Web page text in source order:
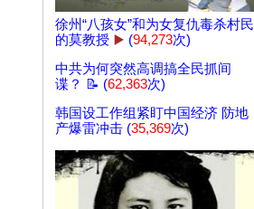
徐州“八孩女”和为女复仇毒杀村民
的莫教授 ▶️ (94,273次)
中共为何突然高调搞全民抓间
谍？ 📝 (62,363次)
韩国设工作组紧盯中国经济 防地
产爆雷冲击 (35,369次)